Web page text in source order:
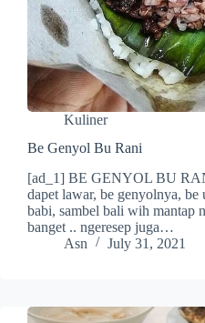
Kuliner
Be Genyol Bu Rani
[ad_1] BE GENYOL BU
dapet lawar, be genyolnya, be
babi, sambel bali wih mantap
banget .. ngeresep juga…
Asn
July 31, 2021